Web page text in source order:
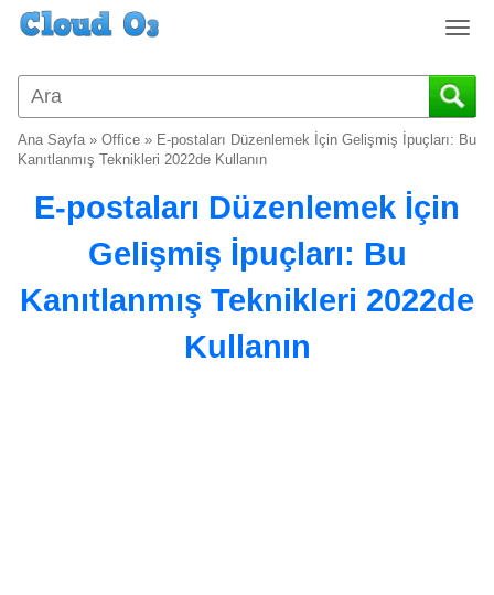
T
g
g
a
v
a
Ana Sayfa» Office » E-postaları Düzenlemek İçin Gelişmiş İpuçları: Bu
Kanıtlanmış Teknikleri 2022de Kullanın
E-postaları Düzenlemek İçin
Gelişmiş İpuçları: Bu
Kanıtlanmış Teknikleri 2022de
Kullanın